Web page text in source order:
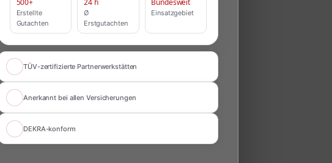
Erstellte
Gutachten
Ø
Erstgutachten
Einsatzgebiet
TÜV-zertifizierte Partnerwerkstätten
Anerkannt bei allen Versicherungen
DEKRA-konform